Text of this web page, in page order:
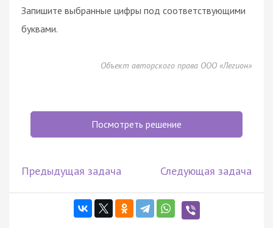
Запишите выбранные цифры под соответствующими
буквами.
Объект авторского права ООО «Легион»
Посмотреть решение
Предыдущая задача Следующая задача